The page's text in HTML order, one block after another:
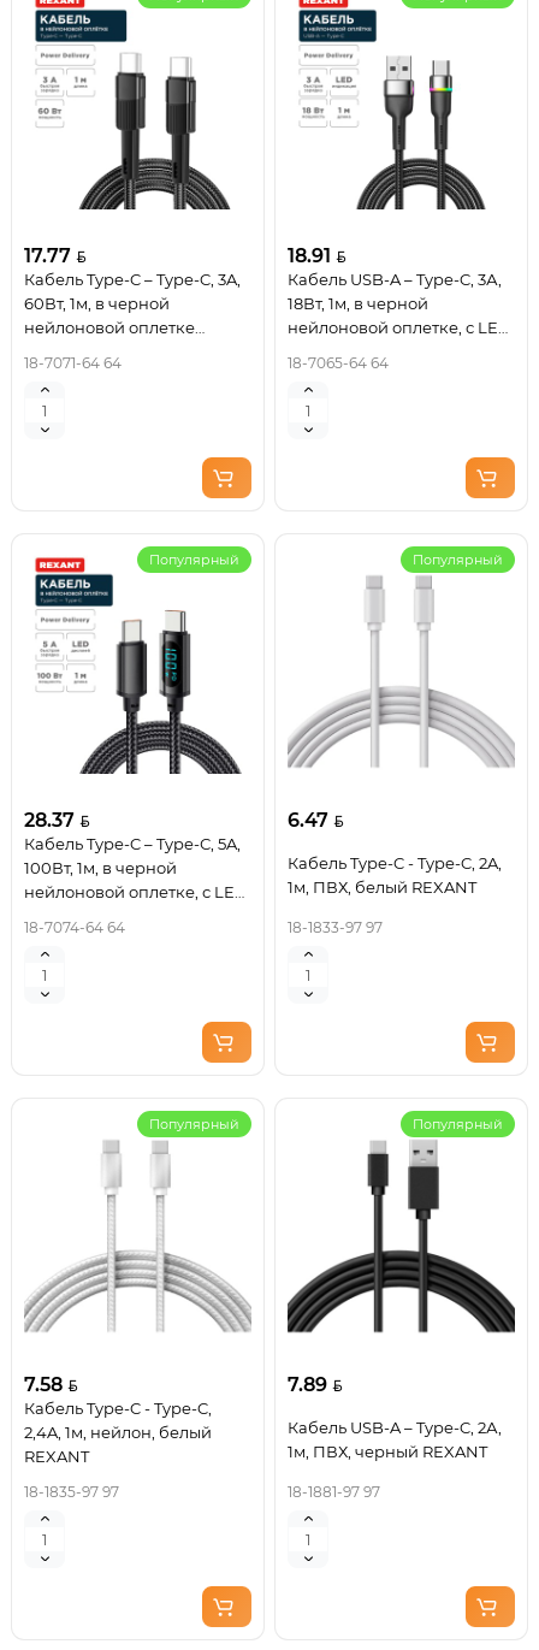
17.77
Кабель Type-C – Type-C, 3A,
60Вт, 1м, в черной
нейлоновой оплетке
18-7071-64 64
18.91
Кабель USB-A – Type-C, 3А,
18Вт, 1м, в черной
нейлоновой оплетке, с LED
18-7065-64 64
Популярный
28.37
Кабель Type-C – Type-С, 5A,
100Вт, 1м, в черной
нейлоновой оплетке, с LED
18-7074-64 64
Популярный
6.47
Кабель Type-C - Type-C, 2A,
1м, ПВХ, белый REXANT
18-1833-97 97
Популярный
7.58
Кабель Type-C - Type-C,
2,4A, 1м, нейлон, белый
REXANT
18-1835-97 97
Популярный
7.89
Кабель USB-A – Type-C, 2А,
1м, ПВХ, черный REXANT
18-1881-97 97